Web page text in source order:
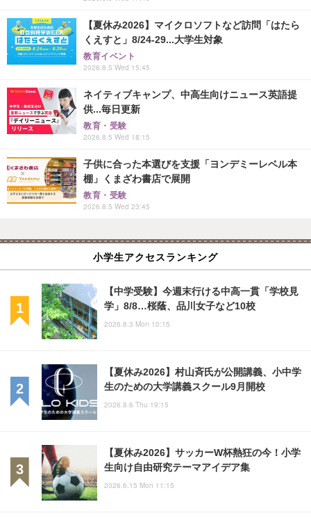
【夏休み2026】マイクロソフトなど訪問「はたら
くえすと」8/24-29...大学生対象
教育イベント
2026.8.5 Wed 15:45
ネイティブキャンプ、中高生向けニュース英語提
供...毎日更新
教育・受験
2026.8.5 Wed 18:15
子供に合った本選びを支援「ヨンデミーレベル本
棚」くまざわ書店で展開
教育・受験
2026.8.5 Wed 23:45
小学生アクセスランキング
【中学受験】今週末行ける中高一貫「学校見
学」8/8…桜蔭、品川女子など10校
2026.8.3 Mon 10:15
【夏休み2026】村山斉氏が公開講義、小中学
生のための大学講義スクール9月開校
2026.8.6 Thu 19:15
【夏休み2026】サッカーW杯熱狂の今！小学
生向け自由研究テーマアイデア集
2026.6.15 Mon 11:15